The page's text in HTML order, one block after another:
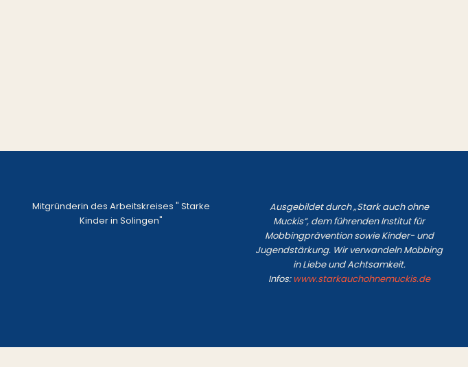
Mitgründerin des Arbeitskreises " Starke
Kinder in Solingen"
Ausgebildet durch „Stark auch ohne
Muckis“, dem führenden Institut für
Mobbingprävention sowie Kinder- und
Jugendstärkung. Wir verwandeln Mobbing
in Liebe und Achtsamkeit.
Infos: www.starkauchohnemuckis.de